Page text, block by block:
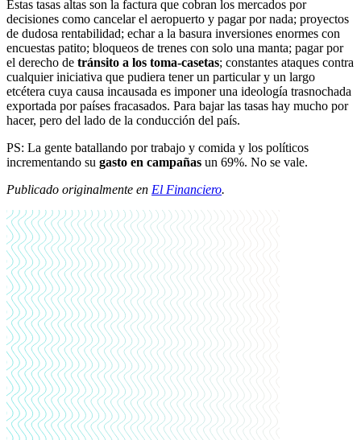
Estas tasas altas son la factura que cobran los mercados por
decisiones como cancelar el aeropuerto y pagar por nada; proyectos
de dudosa rentabilidad; echar a la basura inversiones enormes con
encuestas patito; bloqueos de trenes con solo una manta; pagar por
el derecho de tránsito a los toma-casetas; constantes ataques contra
cualquier iniciativa que pudiera tener un particular y un largo
etcétera cuya causa incausada es imponer una ideología trasnochada
exportada por países fracasados. Para bajar las tasas hay mucho por
hacer, pero del lado de la conducción del país.
PS: La gente batallando por trabajo y comida y los políticos
incrementando su gasto en campañas un 69%. No se vale.
Publicado originalmente en El Financiero.